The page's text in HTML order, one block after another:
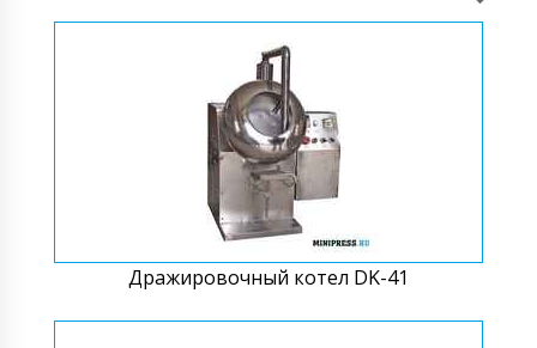
Дражировочный котел DK-41